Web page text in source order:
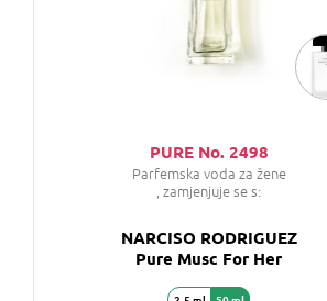
PURE No. 2498
Parfemska voda za žene
, zamjenjuje se s:
NARCISO RODRIGUEZ
Pure Musc For Her